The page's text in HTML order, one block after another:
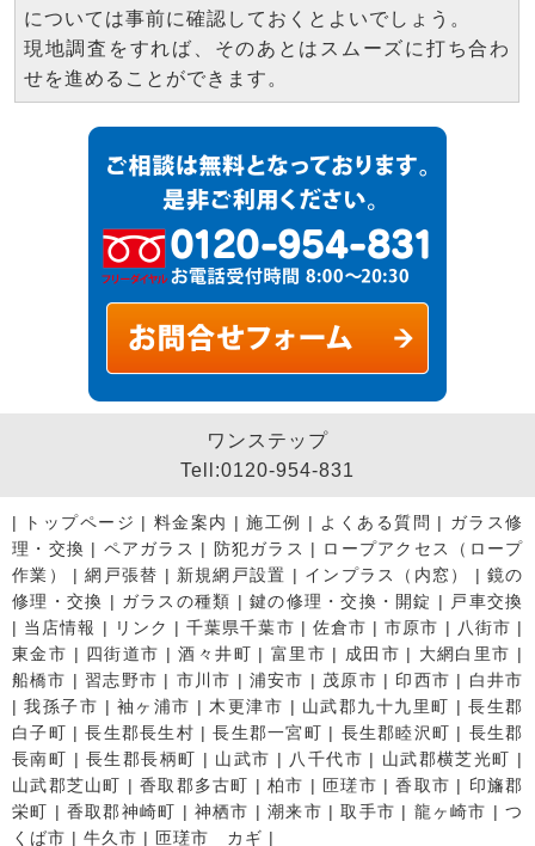
については事前に確認しておくとよいでしょう。
現地調査をすれば、そのあとはスムーズに打ち合わ
せを進めることができます。
ワンステップ
Tell:0120-954-831
| トップページ | 料金案内 |施工例 | よくある質問 | ガラス修
理・交換 | ペアガラス | 防犯ガラス | ロープアクセス（ロープ
作業）
|網戸張替 | 新規網戸設置 | インプラス（内窓） | 鏡の
修理・交換 | ガラスの種類 |鍵の修理・交換・開錠 |
戸車交換
| 当店情報 | リンク |千葉県千葉市 | 佐倉市 |市原市 | 八街市 |
東金市 | 四街道市 |酒々井町 | 富里市 | 成田市 | 大網白里市 |
船橋市 | 習志野市 | 市川市 | 浦安市 | 茂原市 | 印西市 | 白井市
|我孫子市 | 袖ヶ浦市 | 木更津市 | 山武郡九十九里町 |長生郡
白子町 |長生郡長生村 |長生郡一宮町 | 長生郡睦沢町 | 長生郡
長南町 |長生郡長柄町 | 山武市 | 八千代市 | 山武郡横芝光町 |
山武郡芝山町 | 香取郡多古町 | 柏市 | 匝瑳市 |香取市 | 印旛郡
栄町 | 香取郡神崎町 | 神栖市 |潮来市 |取手市 | 龍ヶ崎市 |つ
くば市 | 牛久市 | 匝瑳市 カギ |